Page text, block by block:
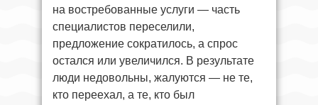
на востребованные услуги — часть
специалистов переселили,
предложение сократилось, а спрос
остался или увеличился. В результате
люди недовольны, жалуются — не те,
кто переехал, а те, кто был